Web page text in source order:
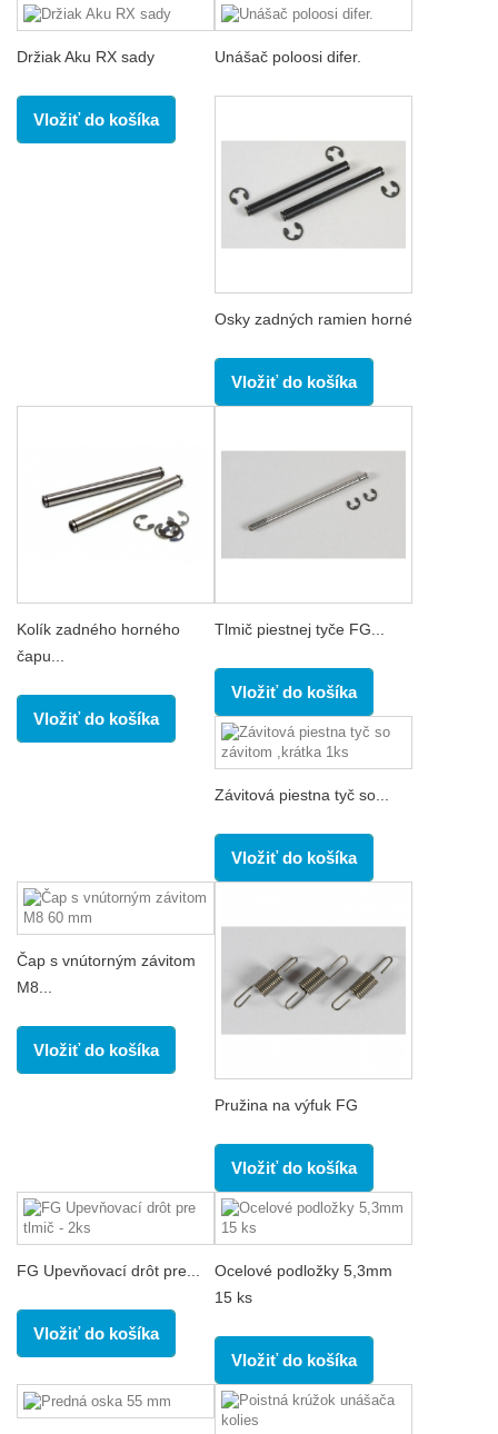
Držiak Aku RX sady
Vložiť do košíka
Unášač poloosi difer.
Osky zadných ramien horné
Vložiť do košíka
Kolík zadného horného
čapu...
Vložiť do košíka
Tlmič piestnej tyče FG...
Vložiť do košíka
Závitová piestna tyč so...
Vložiť do košíka
Čap s vnútorným závitom
M8...
Vložiť do košíka
Pružina na výfuk FG
Vložiť do košíka
FG Upevňovací drôt pre...
Vložiť do košíka
Ocelové podložky 5,3mm
15 ks
Vložiť do košíka